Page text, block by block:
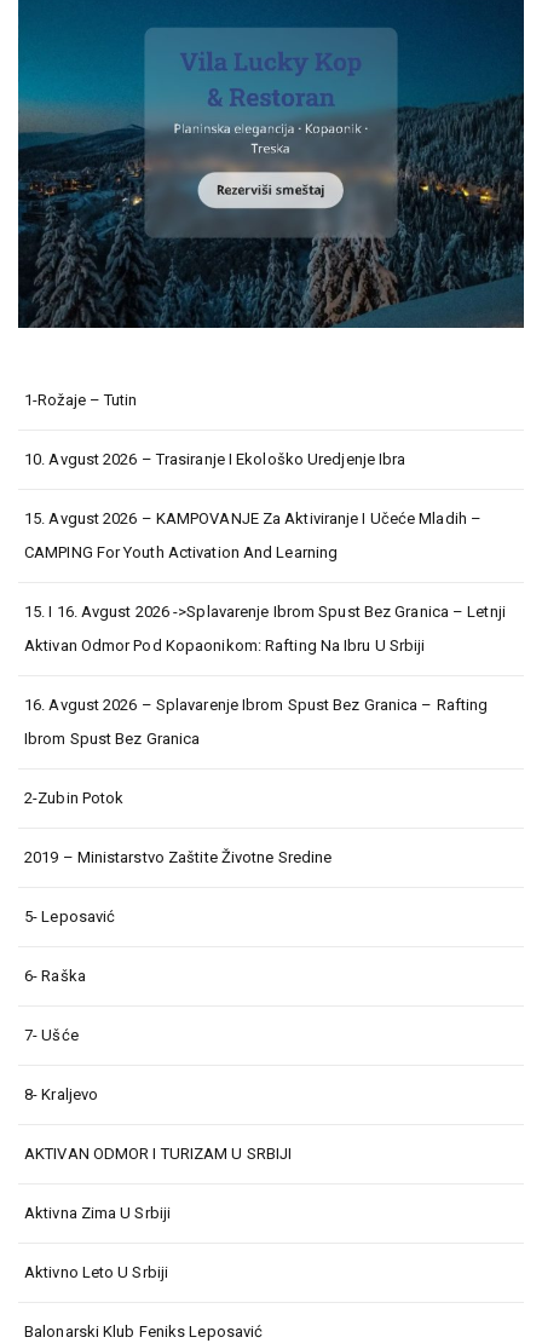
1-Rožaje – Tutin
10. Avgust 2026 – Trasiranje I Ekološko Uredjenje Ibra
15. Avgust 2026 – KAMPOVANJE Za Aktiviranje I Učeće Mladih –
CAMPING For Youth Activation And Learning
15. I 16. Avgust 2026 ->Splavarenje Ibrom Spust Bez Granica – Letnji
Aktivan Odmor Pod Kopaonikom: Rafting Na Ibru U Srbiji
16. Avgust 2026 – Splavarenje Ibrom Spust Bez Granica – Rafting
Ibrom Spust Bez Granica
2-Zubin Potok
2019 – Ministarstvo Zaštite Životne Sredine
5- Leposavić
6- Raška
7- Ušće
8- Kraljevo
AKTIVAN ODMOR I TURIZAM U SRBIJI
Aktivna Zima U Srbiji
Aktivno Leto U Srbiji
Balonarski Klub Feniks Leposavić